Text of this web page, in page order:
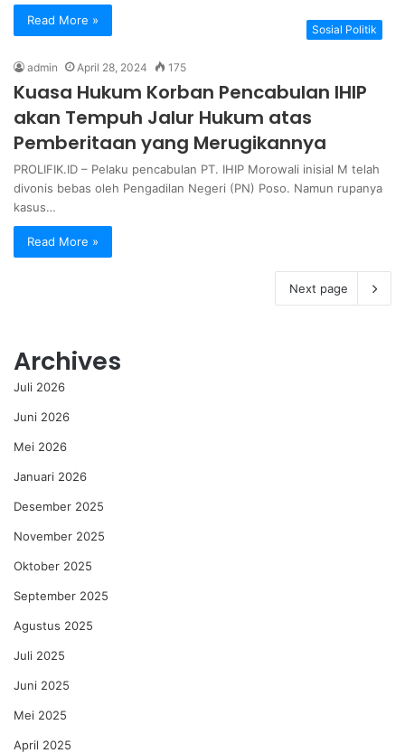
Read More »
Sosial Politik
admin April 28, 2024 175
Kuasa Hukum Korban Pencabulan IHIP
akan Tempuh Jalur Hukum atas
Pemberitaan yang Merugikannya
PROLIFIK.ID – Pelaku pencabulan PT. IHIP Morowali inisial M telah
divonis bebas oleh Pengadilan Negeri (PN) Poso. Namun rupanya
kasus…
Read More »
Next page
Archives
Juli 2026
Juni 2026
Mei 2026
Januari 2026
Desember 2025
November 2025
Oktober 2025
September 2025
Agustus 2025
Juli 2025
Juni 2025
Mei 2025
April 2025